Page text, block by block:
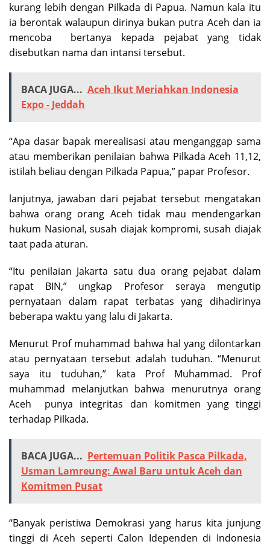
kurang lebih dengan Pilkada di Papua. Namun kala itu
ia berontak walaupun dirinya bukan putra Aceh dan ia
mencoba bertanya kepada pejabat yang tidak
disebutkan nama dan intansi tersebut.
BACA JUGA... Aceh Ikut Meriahkan Indonesia
Expo - Jeddah
“Apa dasar bapak merealisasi atau menganggap sama
atau memberikan penilaian bahwa Pilkada Aceh 11,12,
istilah beliau dengan Pilkada Papua,” papar Profesor.
lanjutnya, jawaban dari pejabat tersebut mengatakan
bahwa orang orang Aceh tidak mau mendengarkan
hukum Nasional, susah diajak kompromi, susah diajak
taat pada aturan.
“Itu penilaian Jakarta satu dua orang pejabat dalam
rapat BIN,” ungkap Profesor seraya mengutip
pernyataan dalam rapat terbatas yang dihadirinya
beberapa waktu yang lalu di Jakarta.
Menurut Prof muhammad bahwa hal yang dilontarkan
atau pernyataan tersebut adalah tuduhan. “Menurut
saya itu tuduhan,” kata Prof Muhammad. Prof
muhammad melanjutkan bahwa menurutnya orang
Aceh punya integritas dan komitmen yang tinggi
terhadap Pilkada.
BACA JUGA... Pertemuan Politik Pasca Pilkada,
Usman Lamreung: Awal Baru untuk Aceh dan
Komitmen Pusat
“Banyak peristiwa Demokrasi yang harus kita junjung
tinggi di Aceh seperti Calon Idependen di Indonesia